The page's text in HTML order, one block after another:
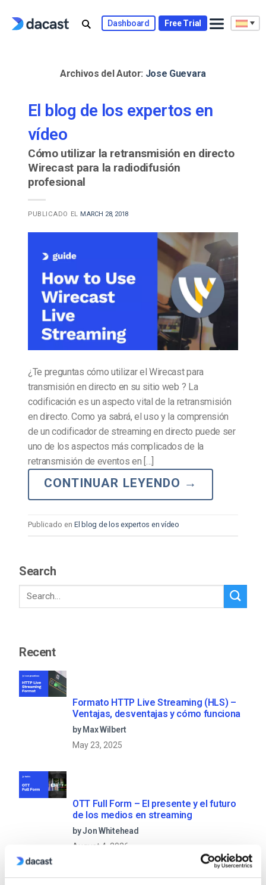
Dashboard Free Trial
Archivos del Autor: Jose Guevara
El blog de los expertos en
vídeo
Cómo utilizar la retransmisión en directo
Wirecast para la radiodifusión
profesional
PUBLICADO EL MARCH 28, 2018
¿Te preguntas cómo utilizar el Wirecast para
transmisión en directo en su sitio web ? La
codificación es un aspecto vital de la retransmisión
en directo. Como ya sabrá, el uso y la comprensión
de un codificador de streaming en directo puede ser
uno de los aspectos más complicados de la
retransmisión de eventos en […]
CONTINUAR LEYENDO →
Publicado en El blog de los expertos en vídeo
Search
Recent
Formato HTTP Live Streaming (HLS) –
Ventajas, desventajas y cómo funciona
by Max Wilbert
May 23, 2025
OTT Full Form – El presente y el futuro
de los medios en streaming
by Jon Whitehead
August 4, 2026